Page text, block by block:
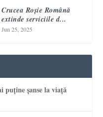
Crucea Roșie Română
extinde serviciile d...
Jun 25, 2025
șanse la viață